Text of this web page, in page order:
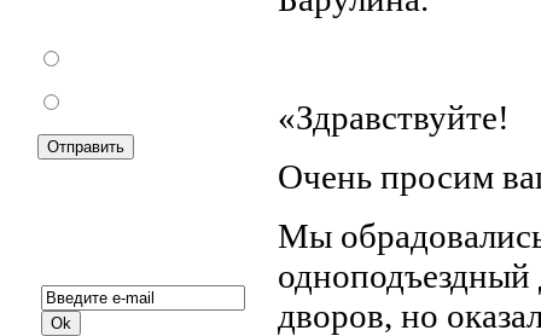
«Здравствуйте!
Очень просим
Мы
одноподъездный
дворов, но